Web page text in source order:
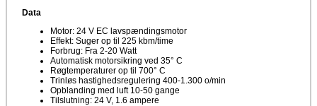
Data
Motor: 24 V EC lavspændingsmotor
Effekt: Suger op til 225 kbm/time
Forbrug: Fra 2-20 Watt
Automatisk motorsikring ved 35° C
Røgtemperaturer op til 700° C
Trinløs hastighedsregulering 400-1.300 o/min
Opblanding med luft 10-50 gange
Tilslutning: 24 V, 1.6 ampere